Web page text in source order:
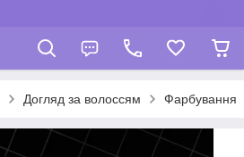
Догляд за волоссям Фарбування